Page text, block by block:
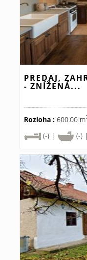
PREDAJ,
- ZNÍŽENÁ...
Rozloha : 600.00 m
(-) |
(-) |